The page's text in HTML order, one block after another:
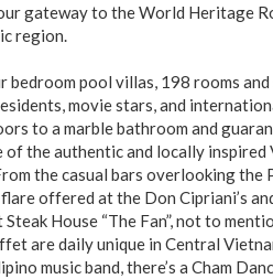
gateway to the World Heritage
region.
bedroom pool villas, 198 rooms
movie stars, and
to a marble bathroom and
the authentic and locally inspired
the casual bars overlooking
offered at the Don Cipriani’s
House “The Fan”, not to
are daily unique in Central
music band, there’s a Cham